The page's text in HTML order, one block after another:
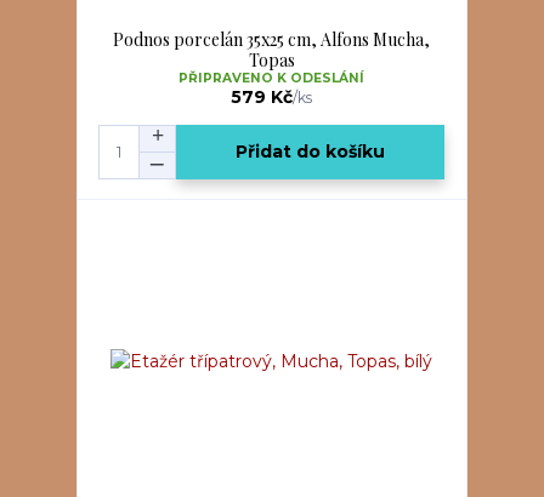
Podnos porcelán 35x25 cm, Alfons Mucha,
Topas
579 Kč/ks
PŘIPRAVENO K ODESLÁNÍ
Přidat do košíku